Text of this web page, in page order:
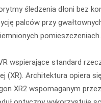
śledzenia dłoni bez
palców przy
pomieszczeniach.
wspierające standard
(XR). Architektura opiera
XR2 wspomaganym